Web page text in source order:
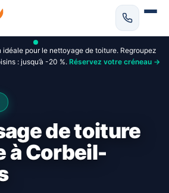
pour le nettoyage de toiture. Regroupez
: jusqu’à -20 %. Réservez votre créneau →
de toiture
à Corbeil-